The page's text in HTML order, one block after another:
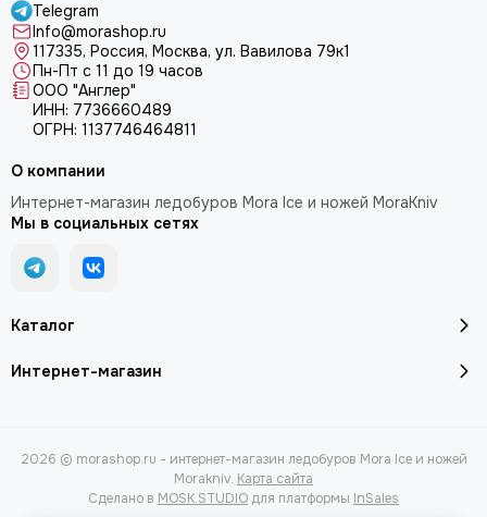
Telegram
Info@morashop.ru
117335, Россия, Москва, ул. Вавилова 79к1
Пн-Пт с 11 до 19 часов
ООО "Англер"
ИНН: 7736660489
ОГРН: 1137746464811
Каталог
Интернет-магазин
О компании
Интернет-магазин ледобуров Mora Ice и ножей MoraKniv
Мы в социальных сетях
2026 © morashop.ru - интернет-магазин ледобуров Mora Ice и ножей
Morakniv. Карта сайта
Сделано в MOSK.STUDIO для платформы InSales